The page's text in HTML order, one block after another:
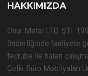
HAKKIMIZDA
Onur Metal LTD. ŞTi.
önderliğinde faaliyete
tecrübe ile halen
Çelik Büro Mobilyaları